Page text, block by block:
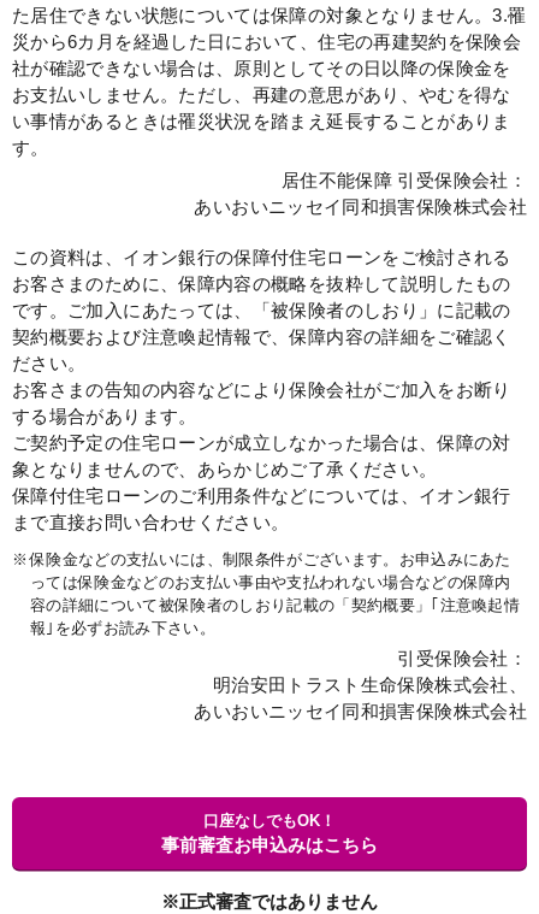
た居住できない状態については保障の対象となりません。3.罹
災から6カ月を経過した日において、住宅の再建契約を保険会
社が確認できない場合は、原則としてその日以降の保険金を
お支払いしません。ただし、再建の意思があり、やむを得な
い事情があるときは罹災状況を踏まえ延長することがありま
す。
居住不能保障 引受保険会社：
あいおいニッセイ同和損害保険株式会社
この資料は、イオン銀行の保障付住宅ローンをご検討される
お客さまのために、保障内容の概略を抜粋して説明したもの
です。ご加入にあたっては、「被保険者のしおり」に記載の
契約概要および注意喚起情報で、保障内容の詳細をご確認く
ださい。
お客さまの告知の内容などにより保険会社がご加入をお断り
する場合があります。
ご契約予定の住宅ローンが成立しなかった場合は、保障の対
象となりませんので、あらかじめご了承ください。
保障付住宅ローンのご利用条件などについては、イオン銀行
まで直接お問い合わせください。
※ 保険金などの支払いには、制限条件がございます。お申込みにあた
っては保険金などのお支払い事由や支払われない場合などの保障内
容の詳細について被保険者のしおり記載の「契約概要」｢注意喚起情
報｣を必ずお読み下さい。
引受保険会社：
明治安田トラスト生命保険株式会社、
あいおいニッセイ同和損害保険株式会社
口座なしでもOK！
事前審査お申込みはこちら
※正式審査ではありません